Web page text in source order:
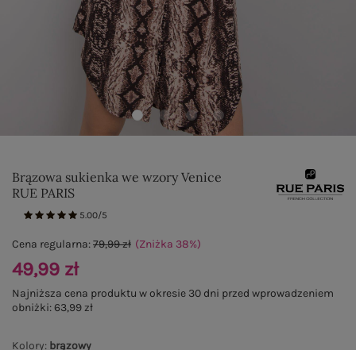
Brązowa sukienka we wzory Venice
RUE PARIS
5.00/5
Kolory: brązowy
Cena regularna:79,99 zł (Zniżka 38%)
49,99 zł
Najniższa cena produktu w okresie 30 dni przed wprowadzeniem
obniżki:63,99 zł